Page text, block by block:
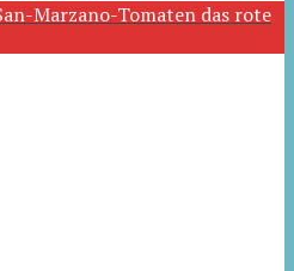
Marzano-Tomaten das rote